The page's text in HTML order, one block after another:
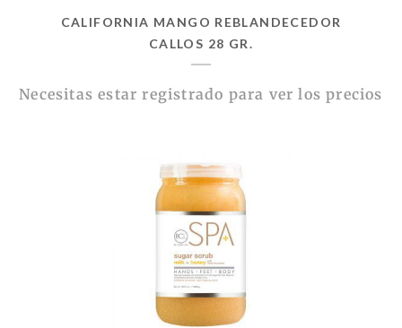
CALIFORNIA MANGO REBLANDECEDOR
CALLOS 28 GR.
Necesitas estar registrado para ver los precios